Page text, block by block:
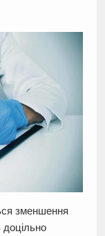
зменшення